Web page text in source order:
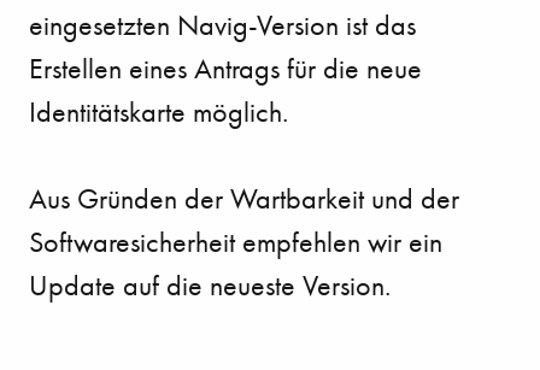
eingesetzten Navig-Version ist das
Erstellen eines Antrags für die neue
Identitätskarte möglich.
Aus Gründen der Wartbarkeit und der
Softwaresicherheit empfehlen wir ein
Update auf die neueste Version.